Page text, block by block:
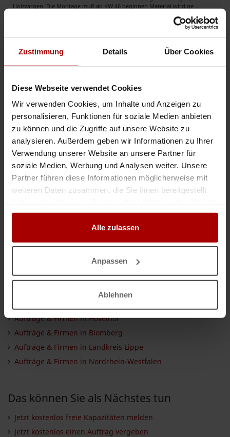
Zustimmung Details Über Cookies
Diese Webseite verwendet Cookies
Wir verwenden Cookies, um Inhalte und Anzeigen zu
personalisieren, Funktionen für soziale Medien anbieten
zu können und die Zugriffe auf unsere Website zu
analysieren. Außerdem geben wir Informationen zu Ihrer
Verwendung unserer Website an unsere Partner für
soziale Medien, Werbung und Analysen weiter. Unsere
Partner führen diese Informationen möglicherweise mit
weiteren Daten zusammen, die Sie ihnen bereitgestellt
gesammelt haben.
Alle zulassen
Anpassen
Ablehnen
Holzzargen. Die Montage muß ab KW 46 beginnen Material wird ge ..
10.10.2017
Nicht das Passende gefunden?
Jetzt registrieren und sofort starten
Aufträge & Firmen in der Nähe
Aufträge & Firmen in Augustdorf
Aufträge & Firmen in Bad Salzuflen
Aufträge & Firmen in Schloß Holte-Stukenbrock
Aufträge & Firmen in Bielefeld
Aufträge & Firmen in Hövelhof
Aufträge & Firmen in Blomberg
Aufträge & Firmen in Landkreis Lippe
Aufträge & Firmen in Nordrhein-Westfalen
Das können Sie als Nächstes tun
Jetzt kostenlos freie Kapazitäten melden
Jetzt kostenlos einen Auftrag vergeben